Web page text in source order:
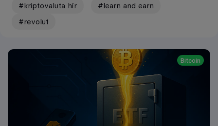
#kriptovaluta hír
#learn and earn
#revolut
Bitcoin